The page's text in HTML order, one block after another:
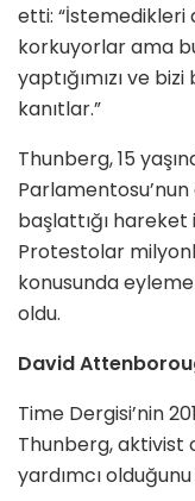
etti:
korkuyorlar ama
yaptığımızı ve
kanıtlar.”
Thunberg, 15
başlattığı hareket
Protestolar
konusunda
oldu.
David
Time Dergisi’nin
Thunberg, aktivist
yardımcı